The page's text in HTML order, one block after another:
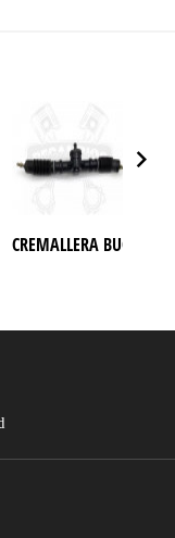
AZEL 250CC
CREMALLERA BUGGY